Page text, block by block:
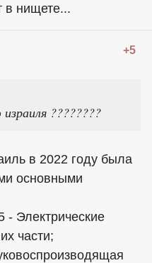
в нищете...
+5
????????
в 2022 году была
основными
- Электрические
части;